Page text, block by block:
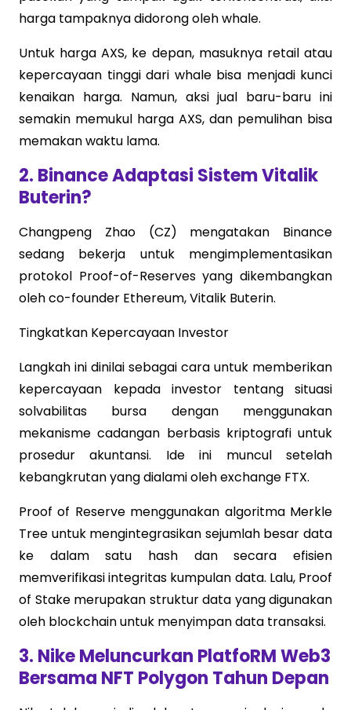
harga tampaknya didorong oleh whale.
Untuk harga AXS, ke depan, masuknya retail atau
kepercayaan tinggi dari whale bisa menjadi kunci
kenaikan harga. Namun, aksi jual baru-baru ini
semakin memukul harga AXS, dan pemulihan bisa
memakan waktu lama.
2. Binance Adaptasi Sistem Vitalik
Buterin?
Changpeng Zhao (CZ) mengatakan Binance
sedang bekerja untuk mengimplementasikan
protokol Proof-of-Reserves yang dikembangkan
oleh co-founder Ethereum, Vitalik Buterin.
Tingkatkan Kepercayaan Investor
Langkah ini dinilai sebagai cara untuk memberikan
kepercayaan kepada investor tentang situasi
solvabilitas bursa dengan menggunakan
mekanisme cadangan berbasis kriptografi untuk
prosedur akuntansi. Ide ini muncul setelah
kebangkrutan yang dialami oleh exchange FTX.
Proof of Reserve menggunakan algoritma Merkle
Tree untuk mengintegrasikan sejumlah besar data
ke dalam satu hash dan secara efisien
memverifikasi integritas kumpulan data. Lalu, Proof
of Stake merupakan struktur data yang digunakan
oleh blockchain untuk menyimpan data transaksi.
3. Nike Meluncurkan PlatfoRM Web3
Bersama NFT Polygon Tahun Depan